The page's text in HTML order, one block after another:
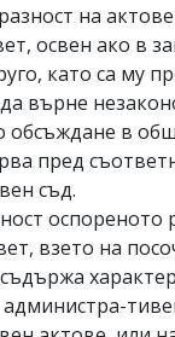
на
освен ако в
като са му
върне
обсъждане в
пред
съд.
оспореното
взето на